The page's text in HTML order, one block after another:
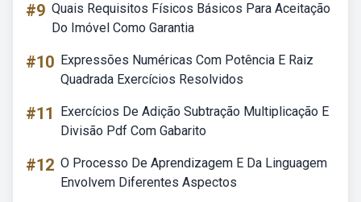
#9 Quais Requisitos Físicos Básicos Para Aceitação
Do Imóvel Como Garantia
#10 Expressões Numéricas Com Potência E Raiz
Quadrada Exercícios Resolvidos
#11
Exercícios De Adição Subtração Multiplicação E
Divisão Pdf Com Gabarito
#12 O Processo De Aprendizagem E Da Linguagem
Envolvem Diferentes Aspectos